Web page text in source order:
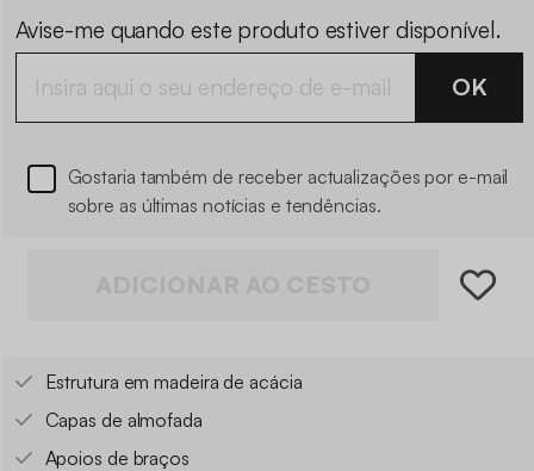
Avise-me quando este produto estiver disponível.
OK
Gostaria também de receber actualizações por e-mail
sobre as últimas notícias e tendências.
Estrutura em madeira de acácia
Capas de almofada
Apoios de braços